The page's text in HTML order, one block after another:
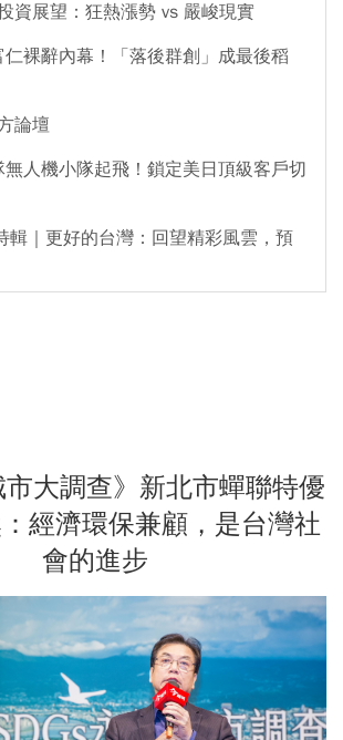
資展望：狂熱漲勢 vs 嚴峻現實
裸辭內幕！「落後群創」成最後稻
論壇
人機小隊起飛！鎖定美日頂級客戶切
輯｜更好的台灣：回望精彩風雲，預
大調查》新北市蟬聯特優
經濟環保兼顧，是台灣社
會的進步